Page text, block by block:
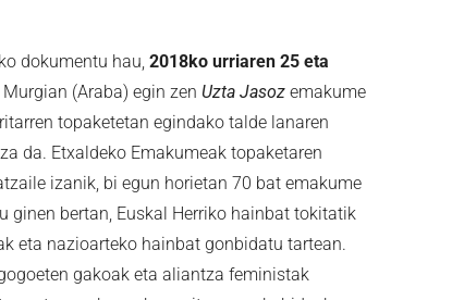
dokumentu hau,2018ko urriaren 25 eta
Murgian (Araba) egin zen Uzta Jasoz emakume
topaketetan egindako talde lanaren
da. Etxaldeko Emakumeak topaketaren
izanik, bi egun horietan 70 bat emakume
ginen bertan, Euskal Herriko hainbat tokitatik
eta nazioarteko hainbat gonbidatu tartean.
gakoak eta aliantza feministak